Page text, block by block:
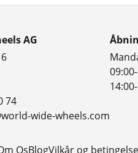
AG
74
wide-wheels.com
OsBlogVilkår og